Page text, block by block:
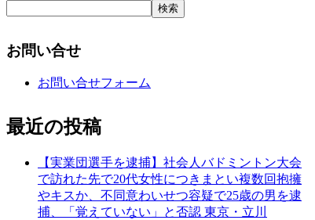
検索
お問い合せ
お問い合せフォーム
最近の投稿
【実業団選手を逮捕】社会人バドミントン大会
で訪れた先で20代女性につきまとい複数回抱擁
やキスか、不同意わいせつ容疑で25歳の男を逮
捕、「覚えていない」と否認 東京・立川